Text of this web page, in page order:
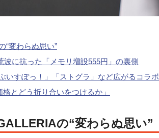
“変わらぬ思い”
に抗った「メモリ増設555円」の裏側
いすぽっ！」「ストグラ」など広がるコラボ
とどう折り合いをつけるか」
の“変わらぬ思い”